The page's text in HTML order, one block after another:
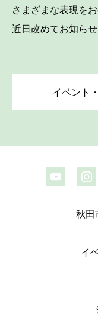
さまざまな表現を
近日改めてお知らせ
イベント
秋田
イ